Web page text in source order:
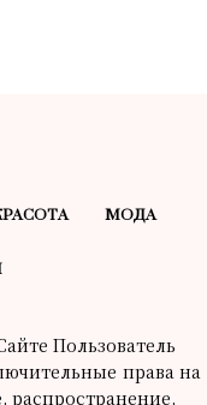
МОДА
Пользователь
права на
распространение,